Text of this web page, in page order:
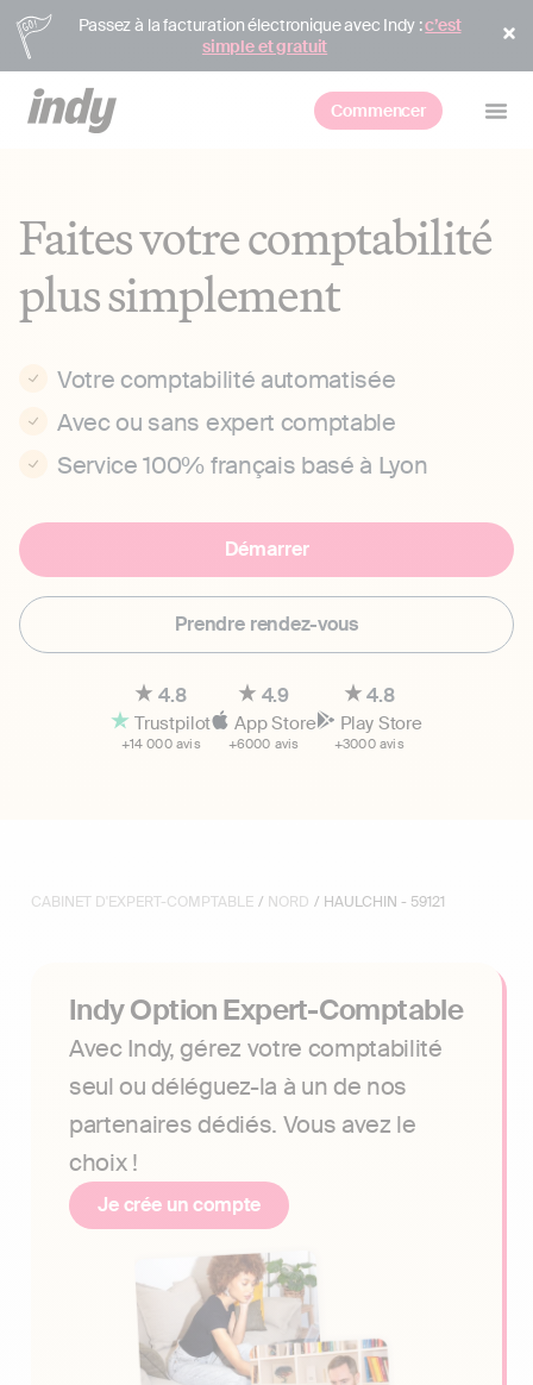
Passez à la facturation électronique avec Indy :c’est
simple et gratuit
Commencer
Faites votre comptabilité
plus simplement
Votre comptabilité automatisée
Avec ou sans expert comptable
Service 100% français basé à Lyon
Démarrer
Prendre rendez-vous
4.8
Trustpilot
+14 000 avis
4.9
App Store
+6000 avis
4.8
Play Store
+3000 avis
CABINET D'EXPERT-COMPTABLE / NORD / HAULCHIN - 59121
Indy Option Expert-Comptable
Avec Indy, gérez votre comptabilité
seul ou déléguez-la à un de nos
partenaires dédiés. Vous avez le
choix !
Je crée un compte